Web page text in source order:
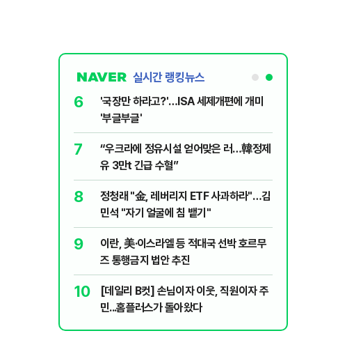
실시간 랭킹뉴스
놀이장서 구렁
6
'국장만 하라고?'…ISA 세제개편에 개미
'부글부글'
7
“우크라에 정유시설 얻어맞은 러…韓정제
유 3만t 긴급 수혈”
8
정청래 "金, 레버리지 ETF 사과하라"…김
민석 "자기 얼굴에 침 뱉기"
9
이란, 美·이스라엘 등 적대국 선박 호르무
즈 통행금지 법안 추진
10
[데일리 B컷] 손님이자 이웃, 직원이자 주
민...홈플러스가 돌아왔다